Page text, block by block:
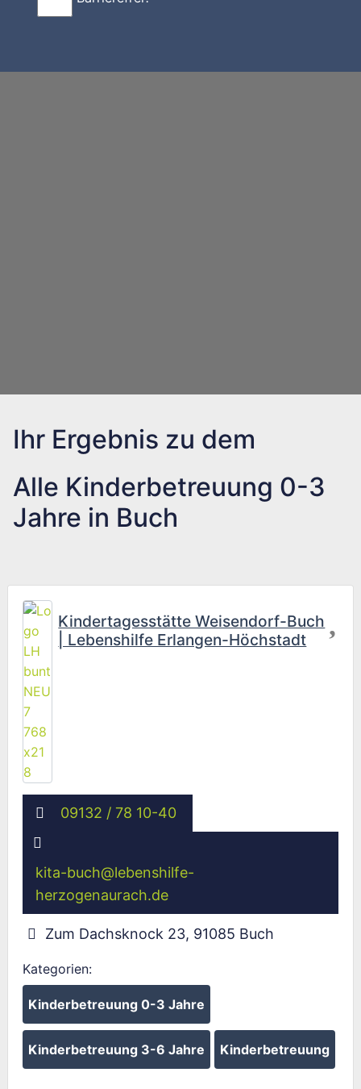
Ihr Ergebnis zu dem
Alle Kinderbetreuung 0-3
Jahre in Buch
Kindertagesstätte Weisendorf-Buch
| Lebenshilfe Erlangen-Höchstadt
09132 / 78 10-40
kita-buch@lebenshilfe-
herzogenaurach.de
Zum Dachsknock 23, 91085 Buch
Kategorien:
Kinderbetreuung 0-3 Jahre
Kinderbetreuung 3-6 Jahre Kinderbetreuung